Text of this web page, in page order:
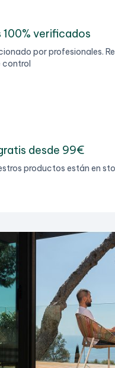
100% verificados
por profesionales.
control
desde 99€
productos están en